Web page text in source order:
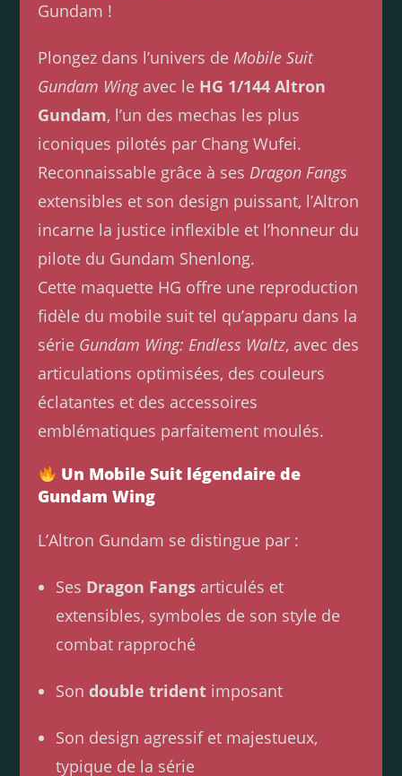
Gundam !
Plongez dans l’univers deMobile Suit
Gundam Wingavec le HG 1/144 Altron
Gundam, l’un des mechas les plus
iconiques pilotés par Chang Wufei.
Reconnaissable grâce à ses Dragon Fangs
extensibles et son design puissant, l’Altron
incarne la justice inflexible et l’honneur du
pilote du Gundam Shenlong.
Cette maquette HG offre une reproduction
fidèle du mobile suit tel qu’apparu dans la
série Gundam Wing: Endless Waltz, avec des
articulations optimisées, des couleurs
éclatantes et des accessoires
emblématiques parfaitement moulés.
Un Mobile Suit légendaire de
Gundam Wing
L’Altron Gundam se distingue par :
Ses Dragon Fangs articulés et
extensibles, symboles de son style de
combat rapproché
Sondouble trident imposant
Son design agressif et majestueux,
typique de la série